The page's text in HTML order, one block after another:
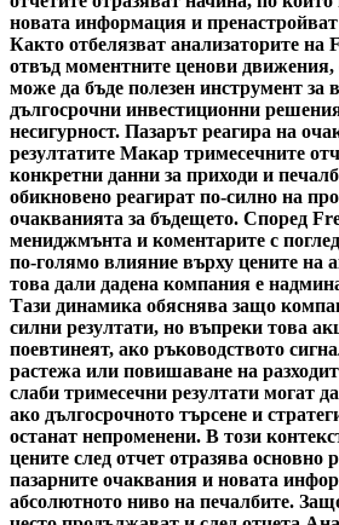
новата информация и
Както отбелязват анализаторите на
отвъд моментните ценови движения,
може да бъде полезен инструмент за
дългосрочни инвестиционни
несигурност. Пазарът реагира на
резултатите Макар тримесечните
конкретни данни за приходи и
обикновено реагират по-силно на
очакванията за бъдещето. Според
мениджмънта и коментарите с
по-голямо влияние върху цените на
това дали дадена компания е
Тази динамика обяснява защо
силни резултати, но въпреки това
поевтинеят, ако ръководството
растежа или повишаване на
слаби тримесечни резултати могат
ако дългосрочното търсене и
останат непроменени. В този
цените след отчет отразява основно
пазарните очаквания и новата
абсолютното ниво на печалбите.